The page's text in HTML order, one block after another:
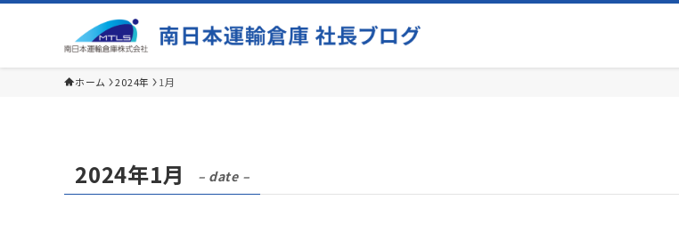
ホーム 2024年 1月
2024年1月 – date –